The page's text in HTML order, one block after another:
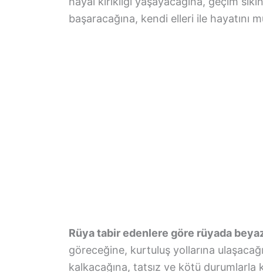
başaracağına, kendi elleri ile hayatını
Rüya tabir edenlere göre rüyada
göreceğine, kurtuluş yollarına
kalkacağına, tatsız ve kötü durumlarla